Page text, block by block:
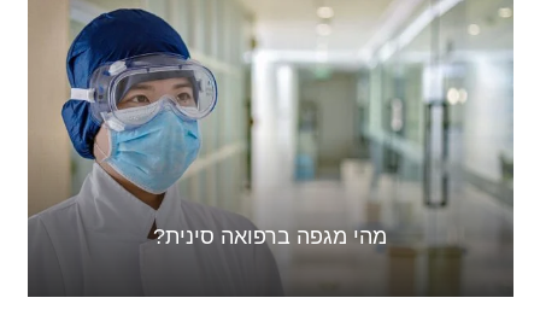
מהי מגפה ברפואה סינית?